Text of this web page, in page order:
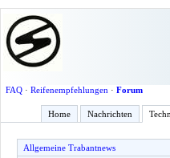
FAQ· Reifenempfehlungen · Forum
Home Nachrichten
Allgemeine Trabantnews